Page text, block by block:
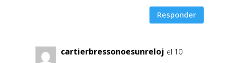
Responder
cartierbressonoesunreloj el 10